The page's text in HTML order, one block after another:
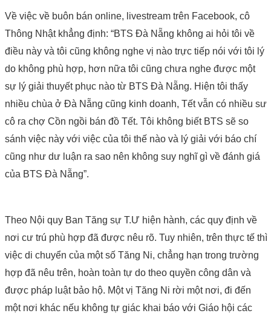
Về việc về buôn bán online, livestream trên Facebook, cô
Thông Nhật khẳng định: “BTS Đà Nẵng không ai hỏi tôi về
điều này và tôi cũng không nghe vị nào trực tiếp nói với tôi lý
do không phù hợp, hơn nữa tôi cũng chưa nghe được một
sự lý giải thuyết phục nào từ BTS Đà Nẵng. Hiện tôi thấy
nhiều chùa ở Đà Nẵng cũng kinh doanh, Tết vẫn có nhiều sư
cô ra chợ Cồn ngồi bán đồ Tết. Tôi không biết BTS sẽ so
sánh việc này với việc của tôi thế nào và lý giải với báo chí
cũng như dư luận ra sao nên không suy nghĩ gì về đánh giá
của BTS Đà Nẵng”.
Theo Nội quy Ban Tăng sự T.Ư hiện hành, các quy định về
nơi cư trú phù hợp đã được nêu rõ. Tuy nhiên, trên thực tế thì
việc di chuyển của một số Tăng Ni, chẳng hạn trong trường
hợp đã nêu trên, hoàn toàn tự do theo quyền công dân và
được pháp luật bảo hộ. Một vị Tăng Ni rời một nơi, đi đến
một nơi khác nếu không tự giác khai báo với Giáo hội các